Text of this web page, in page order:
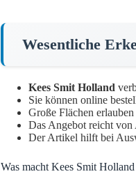
Wesentliche
Kees Smit Holland
Sie können online
Große Flächen
Das Angebot reicht
Der Artikel hilft bei
Was macht Kees Smit Holland